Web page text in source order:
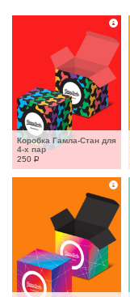
Коробка Гамла-Стан для
4-х пар
250 Р